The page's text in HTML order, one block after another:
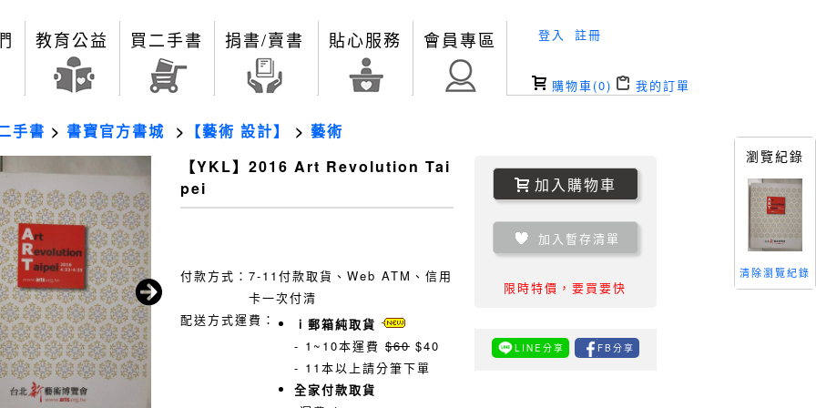
教育公益 買二手書 捐書/賣書 貼心服務 會員專區 登入 註冊
購物車(0) 我的訂單
手書 > 書寶官方書城 > 【藝術 設計】 > 藝術
【YKL】2016 Art Revolution Tai
pei
付款方式： 7-11付款取貨、Web ATM、信用
卡一次付清
配送方式運費：
ｉ郵箱純取貨
- 1~10本運費 $60 $40
- 11本以上請分筆下單
全家付款取貨
加入購物車
加入暫存清單
限時特價，要買要快
LINE分享 FB分享
瀏覽紀錄
清除瀏覽紀錄